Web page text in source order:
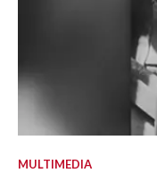
MULTIMEDIA